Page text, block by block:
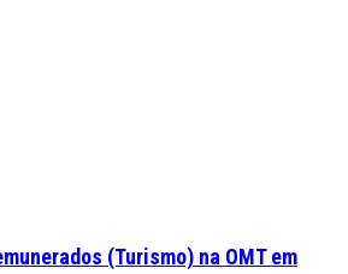
(Turismo) na OMT em